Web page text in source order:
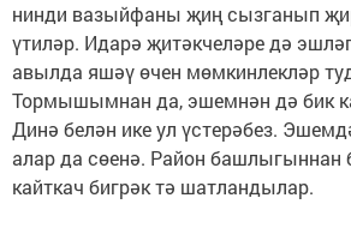
нинди вазыйфаны җиң сызганып
үтиләр. Идарә җитәкчеләре дә
авылда яшәү өчен мөмкинлекләр
Тормышымнан да, эшемнән дә бик
Динә белән ике ул үстерәбез.
алар да сөенә. Район башлыгыннан
кайткач бигрәк тә шатландылар.